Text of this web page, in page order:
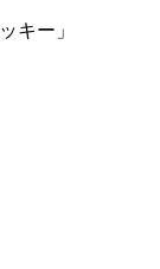
キー」
）
）